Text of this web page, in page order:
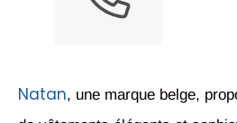
Natan, une marque belge,